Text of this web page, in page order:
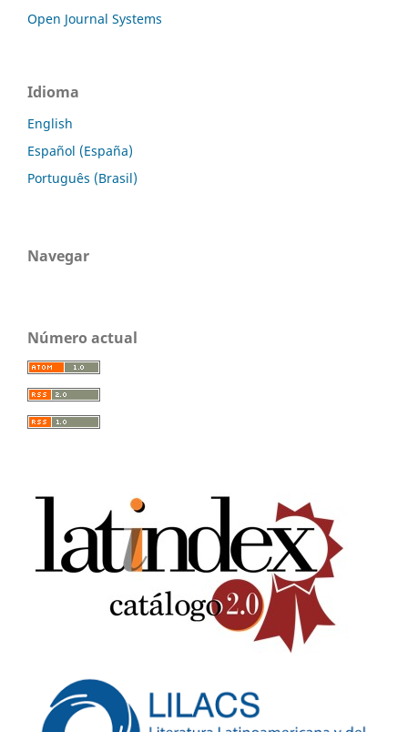
Open Journal Systems
Idioma
English
Español (España)
Português (Brasil)
Navegar
Número actual